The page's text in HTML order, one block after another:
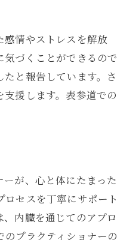
情やストレスを解放
づくことができるので
と報告しています。さ
援します。表参道での
が、心と体にたまった
セスを丁寧にサポート
内臓を通じてのアプロ
プラクティショナーの